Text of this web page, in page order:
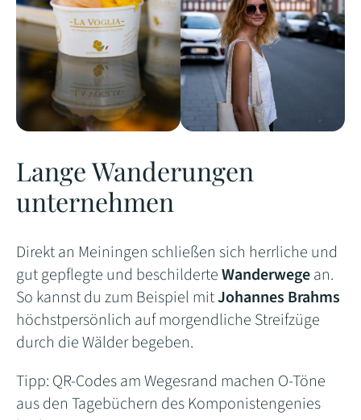
Lange Wanderungen
unternehmen
Direkt an Meiningen schließen sich herrliche und
gut gepflegte und beschilderteWanderwegean.
So kannst du zum Beispiel mitJohannes Brahms
höchstpersönlich auf morgendliche Streifzüge
durch die Wälder begeben.
Tipp: QR-Codes am Wegesrand machen O-Töne
aus den Tagebüchern des Komponistengenies